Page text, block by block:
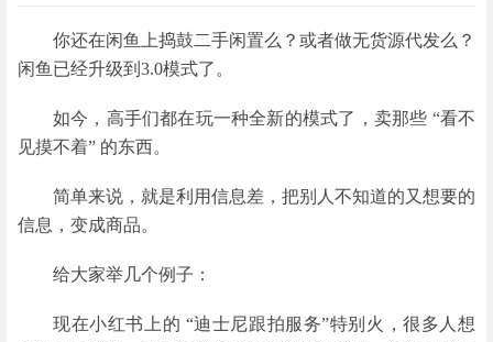
你还在闲鱼上捣鼓二手闲置么？或者做无货源代发么？
闲鱼已经升级到3.0模式了。
如今，高手们都在玩一种全新的模式了，卖那些 “看不
见摸不着” 的东西。
简单来说，就是利用信息差，把别人不知道的又想要的
信息，变成商品。
给大家举几个例子：
现在小红书上的 “迪士尼跟拍服务”特别火，很多人想